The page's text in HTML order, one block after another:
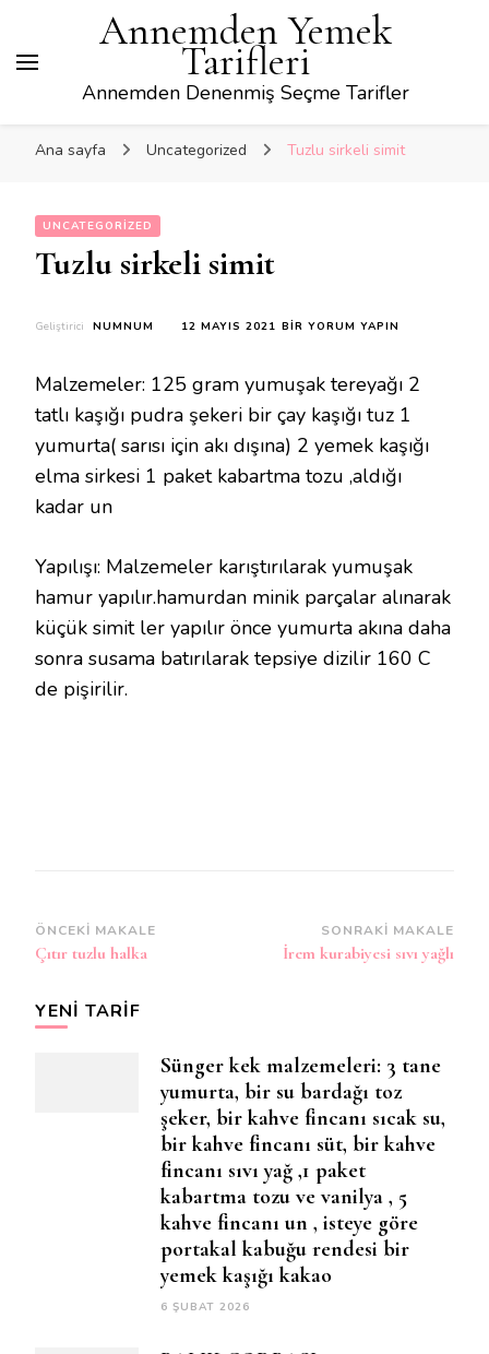
Annemden Yemek
Tarifleri
Annemden Denenmiş Seçme Tarifler
Ana sayfa Uncategorized Tuzlu sirkeli simit
UNCATEGORIZED
Tuzlu sirkeli simit
Geliştirici NUMNUM 12 MAYIS 2021 TUZLU
IÇIN
BIR YORUM YAPIN
Malzemeler: 125 gram yumuşak tereyağı 2
tatlı kaşığı pudra şekeri bir çay kaşığı tuz 1
yumurta( sarısı için akı dışına) 2 yemek kaşığı
elma sirkesi 1 paket kabartma tozu ,aldığı
kadar un
Yapılışı: Malzemeler karıştırılarak yumuşak
hamur yapılır.hamurdan minik parçalar alınarak
küçük simit ler yapılır önce yumurta akına daha
sonra susama batırılarak tepsiye dizilir 160 C
de pişirilir.
Yazı
dolaşımı
ÖNCEKI MAKALE
Çıtır tuzlu halka
SONRAKI MAKALE
İrem kurabiyesi sıvı yağlı
YENI TARIF
Sünger kek malzemeleri: 3 tane
yumurta, bir su bardağı toz
şeker, bir kahve fincanı sıcak su,
bir kahve fincanı süt, bir kahve
fincanı sıvı yağ ,1 paket
kabartma tozu ve vanilya , 5
kahve fincanı un , isteye göre
portakal kabuğu rendesi bir
yemek kaşığı kakao
6 ŞUBAT 2026